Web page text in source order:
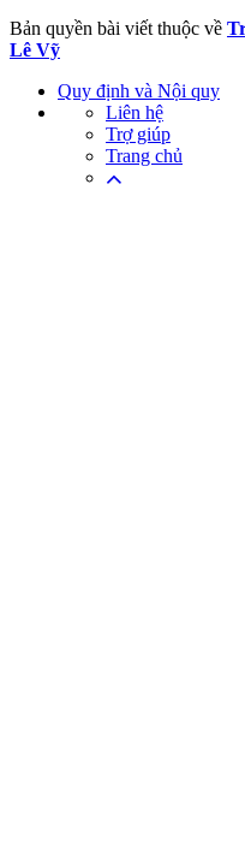
Bản quyền bài viết thuộc về
Lê Vỹ
Quy định và Nội quy
Liên hệ
Trợ giúp
Trang chủ